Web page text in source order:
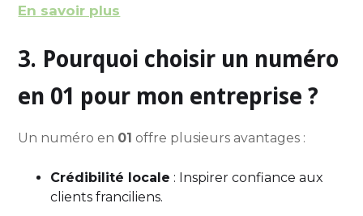
En savoir plus
3. Pourquoi choisir un numéro
en 01 pour mon entreprise ?
Un numéro en 01 offre plusieurs avantages :
Crédibilité locale : Inspirer confiance aux
clients franciliens.